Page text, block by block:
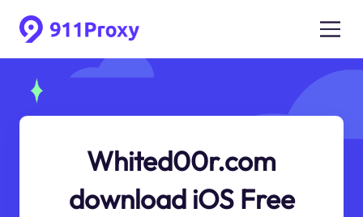
Whited00r.com
download iOS Free